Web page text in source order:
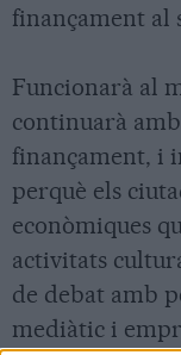
finançament al
Funcionarà al
continuarà
finançament, i
perquè els
econòmiques
activitats
de debat amb
mediàtic i